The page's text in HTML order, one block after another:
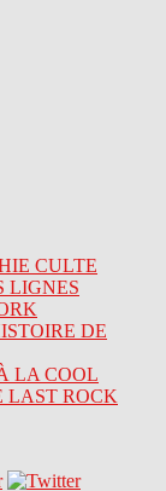
CULTE
LIGNES
DE
LA COOL
LAST ROCK